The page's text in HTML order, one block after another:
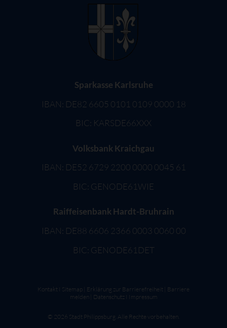
Sparkasse Karlsruhe
IBAN: DE82 6605 0101 0109 0000 18
BIC: KARSDE66XXX
Volksbank Kraichgau
IBAN: DE52 6729 2200 0000 0045 61
BIC: GENODE61WIE
Raiffeisenbank Hardt-Bruhrain
IBAN: DE88 6606 2366 0003 0060 00
BIC: GENODE61DET
© 2026 Stadt Philippsburg. Alle Rechte vorbehalten.
Kontakt Sitemap Erklärung zur Barrierefreiheit Barriere
melden
DatenschutzI Impressum